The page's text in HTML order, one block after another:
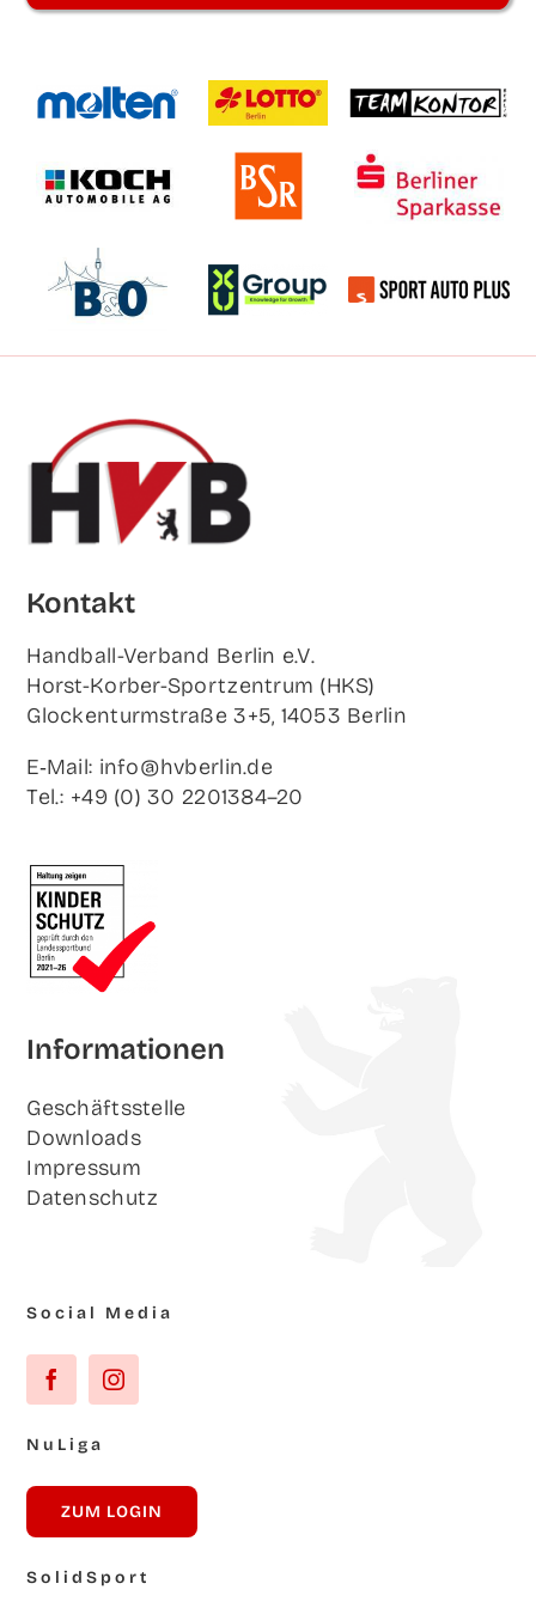
Kon­takt
Hand­ball-Ver­band Ber­lin e.V.
Horst-Korb­er-Sport­zen­trum (HKS)
Glo­cken­turm­stra­ße 3+5, 14053 Berlin
E‑Mail: info@hvberlin.de
Tel.: +49 (0) 30 2201384–20
Infor­ma­tio­nen
Geschäfts­stel­le
Down­loads
Impres­sum
Daten­schutz
Social Media
NuLi­ga
ZUM LOG­IN
Solid­Sport